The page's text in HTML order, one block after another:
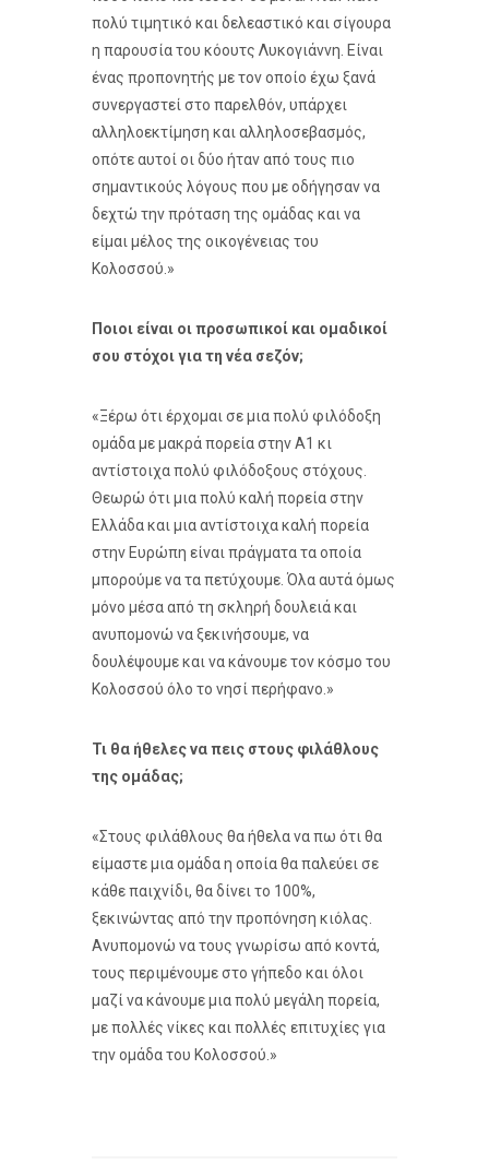
πολύ τιμητικό και δελεαστικό και σίγουρα
η παρουσία του κόουτς Λυκογιάννη. Είναι
ένας προπονητής με τον οποίο έχω ξανά
συνεργαστεί στο παρελθόν, υπάρχει
αλληλοεκτίμηση και αλληλοσεβασμός,
οπότε αυτοί οι δύο ήταν από τους πιο
σημαντικούς λόγους που με οδήγησαν να
δεχτώ την πρόταση της ομάδας και να
είμαι μέλος της οικογένειας του
Κολοσσού.»
Ποιοι είναι οι προσωπικοί και ομαδικοί
σου στόχοι για τη νέα σεζόν;
«Ξέρω ότι έρχομαι σε μια πολύ φιλόδοξη
ομάδα με μακρά πορεία στην Α1 κι
αντίστοιχα πολύ φιλόδοξους στόχους.
Θεωρώ ότι μια πολύ καλή πορεία στην
Ελλάδα και μια αντίστοιχα καλή πορεία
στην Ευρώπη είναι πράγματα τα οποία
μπορούμε να τα πετύχουμε. Όλα αυτά όμως
μόνο μέσα από τη σκληρή δουλειά και
ανυπομονώ να ξεκινήσουμε, να
δουλέψουμε και να κάνουμε τον κόσμο του
Κολοσσού όλο το νησί περήφανο.»
Τι θα ήθελες να πεις στους φιλάθλους
της ομάδας;
«Στους φιλάθλους θα ήθελα να πω ότι θα
είμαστε μια ομάδα η οποία θα παλεύει σε
κάθε παιχνίδι, θα δίνει το 100%,
ξεκινώντας από την προπόνηση κιόλας.
Ανυπομονώ να τους γνωρίσω από κοντά,
τους περιμένουμε στο γήπεδο και όλοι
μαζί να κάνουμε μια πολύ μεγάλη πορεία,
με πολλές νίκες και πολλές επιτυχίες για
την ομάδα του Κολοσσού.»